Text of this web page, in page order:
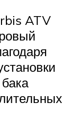
ATV